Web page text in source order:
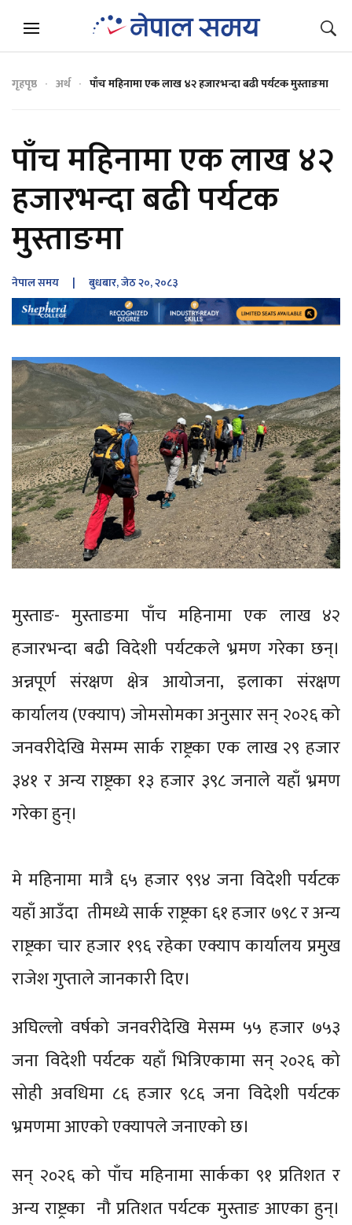
गृहपृष्ठ अर्थ पाँच महिनामा एक लाख ४२ हजारभन्दा बढी पर्यटक मुस्ताङमा
पाँच महिनामा एक लाख ४२
हजारभन्दा बढी पर्यटक
मुस्ताङमा
नेपाल समय | बुधबार, जेठ २०, २०८३
मुस्ताङ- मुस्ताङमा पाँच महिनामा एक लाख ४२
हजारभन्दा बढी विदेशी पर्यटकले भ्रमण गरेका छन्।
अन्नपूर्ण संरक्षण क्षेत्र आयोजना, इलाका संरक्षण
कार्यालय (एक्याप) जोमसोमका अनुसार सन् २०२६ को
जनवरीदेखि मेसम्म सार्क राष्ट्रका एक लाख २९ हजार
३४१ र अन्य राष्ट्रका १३ हजार ३९८ जनाले यहाँ भ्रमण
गरेका हुन्।
मे महिनामा मात्रै ६५ हजार ९९४ जना विदेशी पर्यटक
यहाँ आउँदा तीमध्ये सार्क राष्ट्रका ६१ हजार ७९८ र अन्य
राष्ट्रका चार हजार १९६ रहेका एक्याप कार्यालय प्रमुख
राजेश गुप्ताले जानकारी दिए।
अघिल्लो वर्षको जनवरीदेखि मेसम्म ५५ हजार ७५३
जना विदेशी पर्यटक यहाँ भित्रिएकामा सन् २०२६ को
सोही अवधिमा ८६ हजार ९८६ जना विदेशी पर्यटक
भ्रमणमा आएको एक्यापले जनाएको छ।
सन् २०२६ को पाँच महिनामा सार्कका ९१ प्रतिशत र
अन्य राष्ट्रका नौ प्रतिशत पर्यटक मुस्ताङ आएका हुन्।